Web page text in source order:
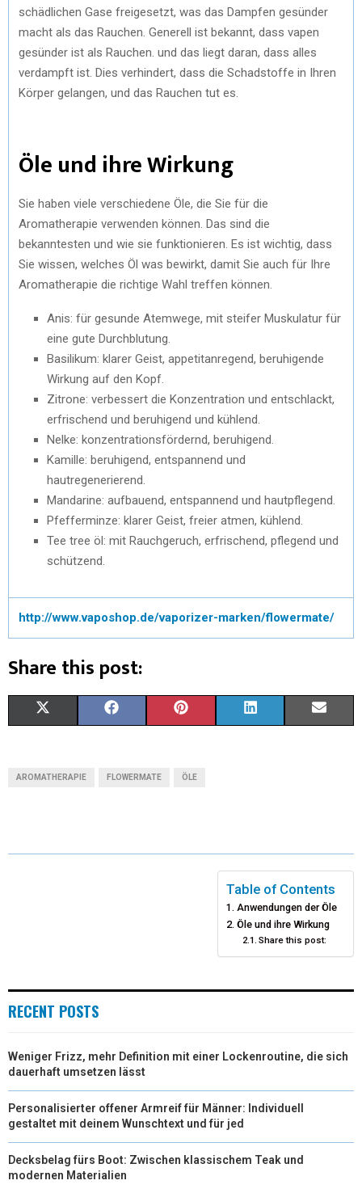
schädlichen Gase freigesetzt, was das Dampfen gesünder
macht als das Rauchen. Generell ist bekannt, dass vapen
gesünder ist als Rauchen. und das liegt daran, dass alles
verdampft ist. Dies verhindert, dass die Schadstoffe in Ihren
Körper gelangen, und das Rauchen tut es.
Öle und ihre Wirkung
Sie haben viele verschiedene Öle, die Sie für die
Aromatherapie verwenden können. Das sind die
bekanntesten und wie sie funktionieren. Es ist wichtig, dass
Sie wissen, welches Öl was bewirkt, damit Sie auch für Ihre
Aromatherapie die richtige Wahl treffen können.
Anis: für gesunde Atemwege, mit steifer Muskulatur für
eine gute Durchblutung.
Basilikum: klarer Geist, appetitanregend, beruhigende
Wirkung auf den Kopf.
Zitrone: verbessert die Konzentration und entschlackt,
erfrischend und beruhigend und kühlend.
Nelke: konzentrationsfördernd, beruhigend.
Kamille: beruhigend, entspannend und
hautregenerierend.
Mandarine: aufbauend, entspannend und hautpflegend.
Pfefferminze: klarer Geist, freier atmen, kühlend.
Tee tree öl: mit Rauchgeruch, erfrischend, pflegend und
schützend.
http://www.vaposhop.de/vaporizer-marken/flowermate/
Share this post:
T O R D
I
N
AROMATHERAPIE FLOWERMATE ÖLE
Table of Contents
Anwendungen der Öle
Öle und ihre Wirkung
Share this post:
RECENT POSTS
Weniger Frizz, mehr Definition mit einer Lockenroutine, die sich
dauerhaft umsetzen lässt
Personalisierter offener Armreif für Männer: Individuell
gestaltet mit deinem Wunschtext und für jed
Decksbelag fürs Boot: Zwischen klassischem Teak und
modernen Materialien